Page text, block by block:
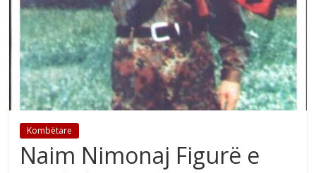
Kombëtare
Naim Nimonaj Figurë e